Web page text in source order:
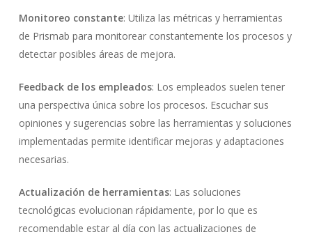
Monitoreo constante: Utiliza las métricas y herramientas
de Prismab para monitorear constantemente los procesos y
detectar posibles áreas de mejora.
Feedback de los empleados: Los empleados suelen tener
una perspectiva única sobre los procesos. Escuchar sus
opiniones y sugerencias sobre las herramientas y soluciones
implementadas permite identificar mejoras y adaptaciones
necesarias.
Actualización de herramientas: Las soluciones
tecnológicas evolucionan rápidamente, por lo que es
recomendable estar al día con las actualizaciones de